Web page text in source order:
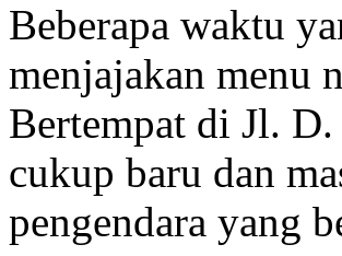
Beberapa waktu
menjajakan menu
Bertempat di Jl.
cukup baru dan
pengendara yang